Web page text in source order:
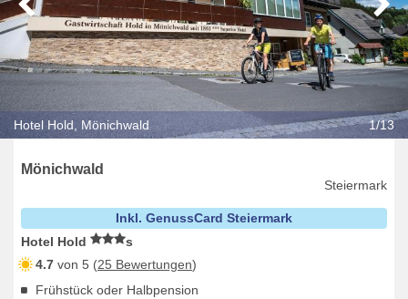
Hotel Hold, Mönichwald 1/13
Mönichwald
Steiermark
Inkl. GenussCard Steiermark
Hotel Hold
s
4.7 von 5 (25 Bewertungen)
Frühstück oder Halbpension